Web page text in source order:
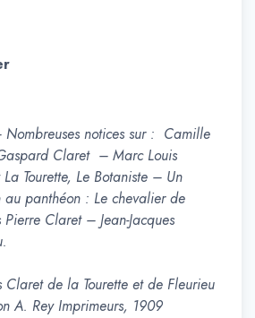
Nombreuses notices sur : Camille
Claret – Marc Louis
Tourette, Le Botaniste – Un
au panthéon : Le chevalier de
Claret – Jean-Jacques
Claret de la Tourette et de Fleurieu
A. Rey Imprimeurs, 1909